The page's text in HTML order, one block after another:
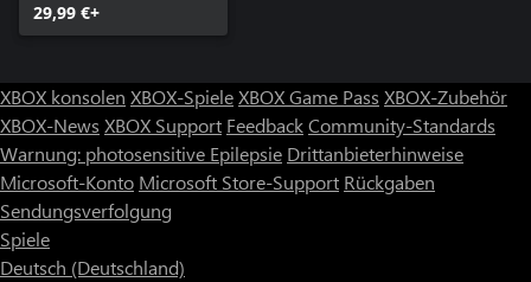
29,99 €+
XBOX konsolen XBOX-SpieleXBOX Game Pass XBOX-Zubehör
XBOX-News XBOX Support FeedbackCommunity-Standards
Warnung: photosensitive Epilepsie Drittanbieterhinweise
Microsoft-Konto Microsoft Store-Support Rückgaben
Sendungsverfolgung
Spiele
Deutsch (Deutschland)